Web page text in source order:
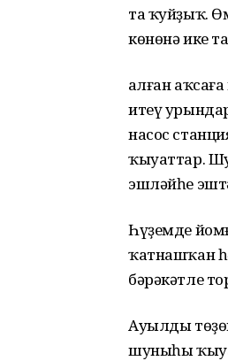
та ҡуйҙыҡ.
көнөнә ике
Ҡалған
итеү
насос
ҡыуаттар.
эшләйһе
Һүҙемде
ҡатнашҡан
бәрәкәтле
Ауылды
шуныһы